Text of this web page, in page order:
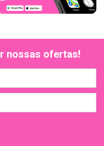
nossas ofertas!